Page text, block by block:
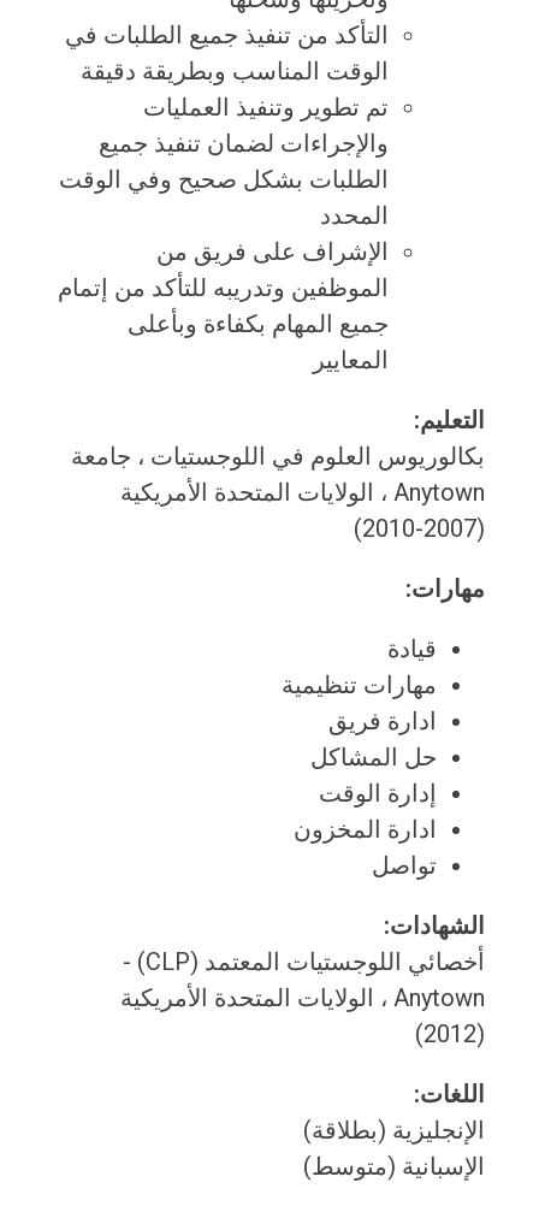
التأكد من تنفيذ جميع الطلبات في
الوقت المناسب وبطريقة دقيقة
تم تطوير وتنفيذ العمليات
والإجراءات لضمان تنفيذ جميع
الطلبات بشكل صحيح وفي الوقت
المحدد
الإشراف على فريق من
الموظفين وتدريبه للتأكد من إتمام
جميع المهام بكفاءة وبأعلى
المعايير
التعليم:
بكالوريوس العلوم في اللوجستيات ، جامعة
Anytown ، الولايات المتحدة الأمريكية
(2007-2010)
مهارات:
قيادة
مهارات تنظيمية
ادارة فريق
حل المشاكل
إدارة الوقت
ادارة المخزون
تواصل
الشهادات:
أخصائي اللوجستيات المعتمد (CLP) -
Anytown ، الولايات المتحدة الأمريكية
(2012)
اللغات:
الإنجليزية (بطلاقة)
الإسبانية (متوسط)